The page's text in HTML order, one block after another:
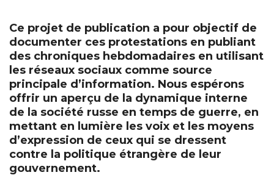
Ce projet de publication a pour objectif de
documenter ces protestations en publiant
des chroniques hebdomadaires en utilisant
les réseaux sociaux comme source
principale d’information. Nous espérons
offrir un aperçu de la dynamique interne
de la société russe en temps de guerre, en
mettant en lumière les voix et les moyens
d’expression de ceux qui se dressent
contre la politique étrangère de leur
gouvernement.